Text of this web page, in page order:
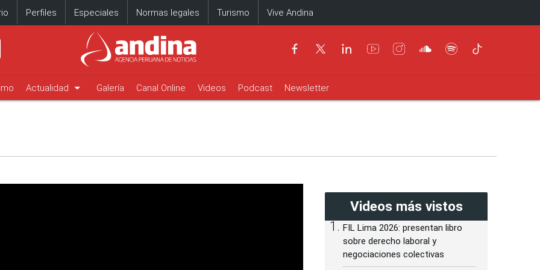
Perfiles Especiales Normas legales Turismo Vive Andina
Actualidad arrow_drop_down Galería Canal Online Videos Podcast Newsletter
Videos más vistos
FIL Lima 2026: presentan libro
sobre derecho laboral y
negociaciones colectivas